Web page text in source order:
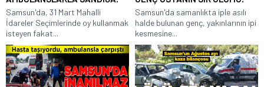
Samsun'da, 31 Mart Mahalli
İdareler Seçimlerinde oy kullanmak
isteyen fakat...
Samsun'da samanlıkta iple asılı
halde bulunan genç, yakınlarının ipi
kesmesine...